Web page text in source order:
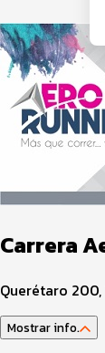
Carrera
Querétaro 200,
Mostrar info.